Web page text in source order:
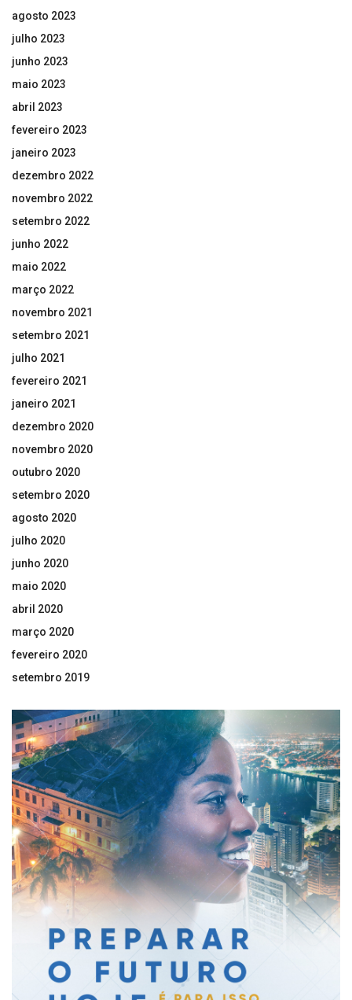
agosto 2023
julho 2023
junho 2023
maio 2023
abril 2023
fevereiro 2023
janeiro 2023
dezembro 2022
novembro 2022
setembro 2022
junho 2022
maio 2022
março 2022
novembro 2021
setembro 2021
julho 2021
fevereiro 2021
janeiro 2021
dezembro 2020
novembro 2020
outubro 2020
setembro 2020
agosto 2020
julho 2020
junho 2020
maio 2020
abril 2020
março 2020
fevereiro 2020
setembro 2019